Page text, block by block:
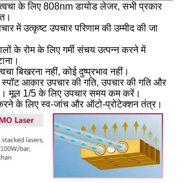
के लिए 808nm डायोड लेजर, सभी प्रकार
में उत्कृष्ट उपचार परिणाम की उम्मीद की जा
के रोम के लिए गर्मी संचय उत्पन्न करने में
बिखरना नहीं, कोई दुष्प्रभाव नहीं।
स्पॉट आकार उपचार की गति, उपचार की गति और
मूल 1/5 के लिए उपचार समय कम करें।
के लिए स्व-जांच और ऑटो-प्रोटेक्शन तंत्र।